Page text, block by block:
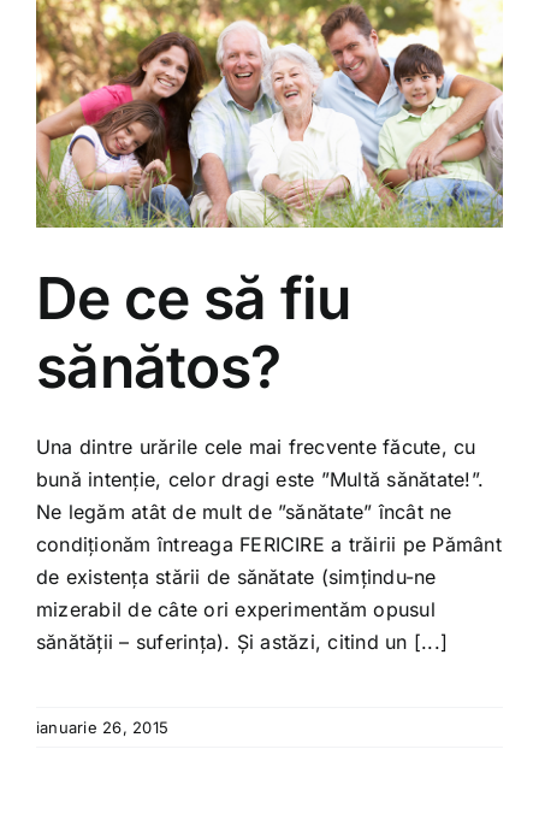
De ce să fiu
sănătos?
Una dintre urările cele mai frecvente făcute, cu
bună intenție, celor dragi este ”Multă sănătate!”.
Ne legăm atât de mult de ”sănătate” încât ne
condiționăm întreaga FERICIRE a trăirii pe Pământ
de existența stării de sănătate (simțindu-ne
mizerabil de câte ori experimentăm opusul
sănătății – suferința). Și astăzi, citind un [...]
ianuarie 26, 2015